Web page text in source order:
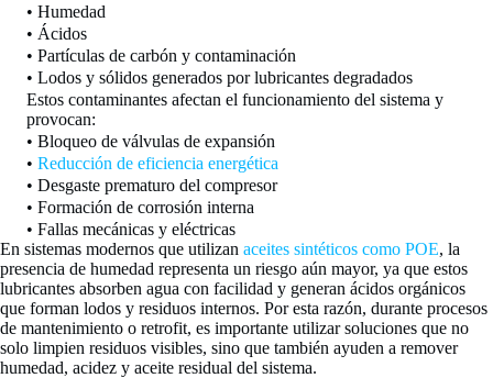
• Humedad
• Ácidos
• Partículas de carbón y contaminación
• Lodos y sólidos generados por lubricantes degradados
Estos contaminantes afectan el funcionamiento del sistema y
provocan:
• Bloqueo de válvulas de expansión
• Reducción de eficiencia energética
• Desgaste prematuro del compresor
• Formación de corrosión interna
• Fallas mecánicas y eléctricas
En sistemas modernos que utilizan aceites sintéticos como POE, la
presencia de humedad representa un riesgo aún mayor, ya que estos
lubricantes absorben agua con facilidad y generan ácidos orgánicos
que forman lodos y residuos internos. Por esta razón, durante procesos
de mantenimiento o retrofit, es importante utilizar soluciones que no
solo limpien residuos visibles, sino que también ayuden a remover
humedad, acidez y aceite residual del sistema.